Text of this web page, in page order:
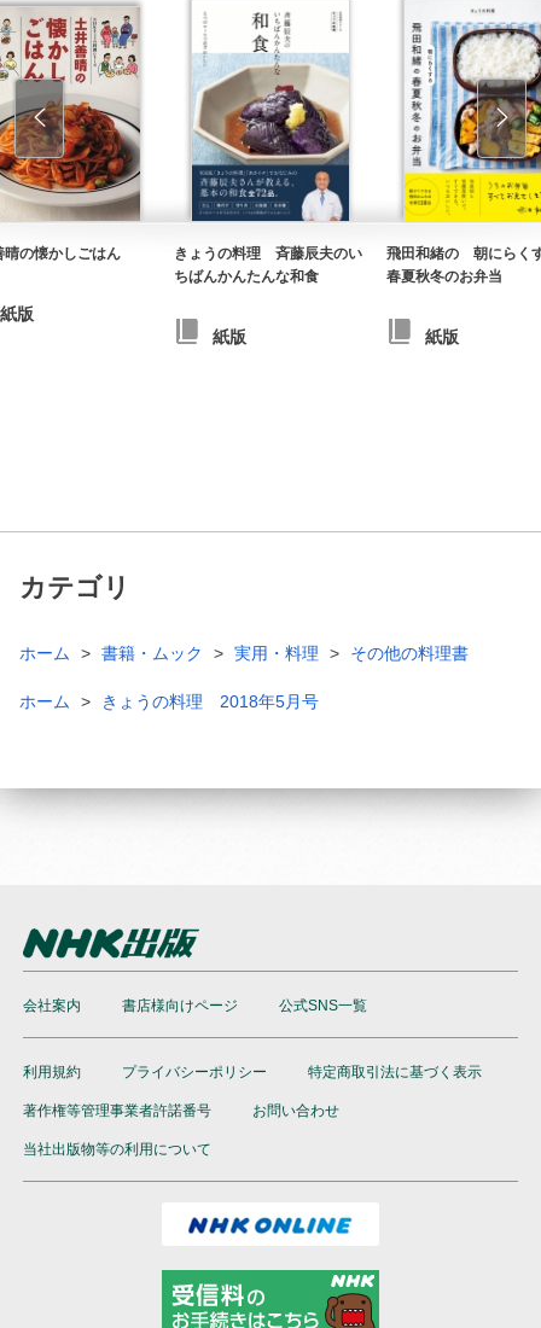
晴の懐かしごはん
紙版
きょうの料理 斉藤辰夫のい
ちばんかんたんな和食
紙版
飛田和緒の 朝にら
春夏秋冬のお弁当
紙版
カテゴリ
ホーム 書籍・ムック 実用・料理 その他の料理書
ホーム きょうの料理 2018年5月号
会社案内 書店様向けページ 公式SNS一覧
利用規約 プライバシーポリシー 特定商取引法に基づく表示
著作権等管理事業者許諾番号 お問い合わせ
当社出版物等の利用について